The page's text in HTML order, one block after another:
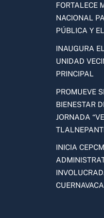
FORTALECE
NACIONAL
PÚBLICA Y
INAUGURA
UNIDAD
PRINCIPAL
PROMUEVE
BIENESTAR
JORNADA
INICIA
CUERNAVACA